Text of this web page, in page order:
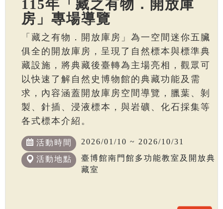
115年「藏之有物．開放庫
房」專場導覽
「藏之有物．開放庫房」為一空間迷你五臟
俱全的開放庫房，呈現了自然標本與標準典
藏設施，將典藏後臺轉為主場亮相，觀眾可
以快速了解自然史博物館的典藏功能及需
求，內容涵蓋開放庫房空間導覽，臘葉、剝
製、針插、浸液標本，與岩礦、化石採集等
各式標本介紹。
活動時間 2026/01/10 ~ 2026/10/31
活動地點
臺博館南門館多功能教室及開放典
藏室